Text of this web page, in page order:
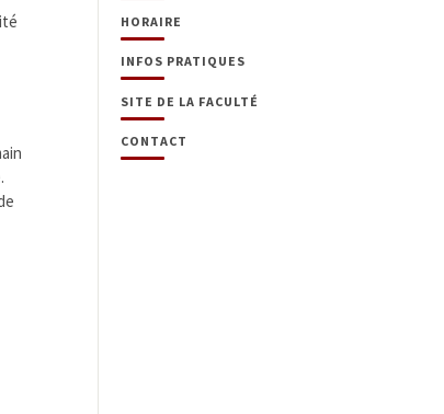
HORAIRE
INFOS PRATIQUES
SITE DE LA FACULTÉ
CONTACT